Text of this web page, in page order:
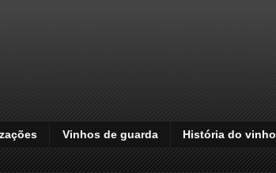
Vinhos de guarda História do vinho